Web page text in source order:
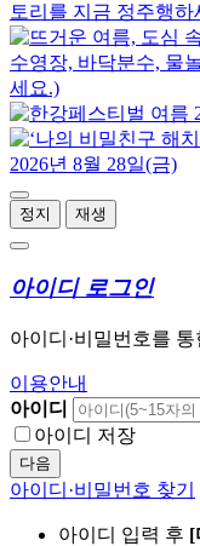
정지 재생
아이디 로그인
아이디·비밀번호를
이용안내
아이디
아이디 저장
다음
아이디·비밀번호 찾기
아이디 입력 후 [